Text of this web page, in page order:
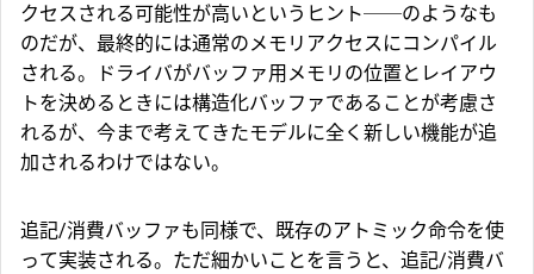
クセスされる可能性が高いというヒント──のようなも
のだが、最終的には通常のメモリアクセスにコンパイル
される。ドライバがバッファ用メモリの位置とレイアウ
トを決めるときには構造化バッファであることが考慮さ
れるが、今まで考えてきたモデルに全く新しい機能が追
加されるわけではない。
追記/消費バッファも同様で、既存のアトミック命令を使
って実装される。ただ細かいことを言うと、追記/消費バ